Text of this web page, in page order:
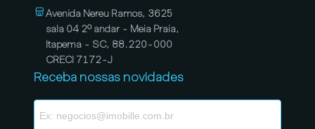
Avenida Nereu Ramos, 3625
sala 04 2º andar - Meia Praia,
Itapema - SC, 88.220-000
CRECI 7172-J
Receba nossas novidades